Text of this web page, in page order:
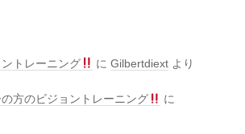
トレーニング にGilbertdiext より
方のビジョントレーニング
に